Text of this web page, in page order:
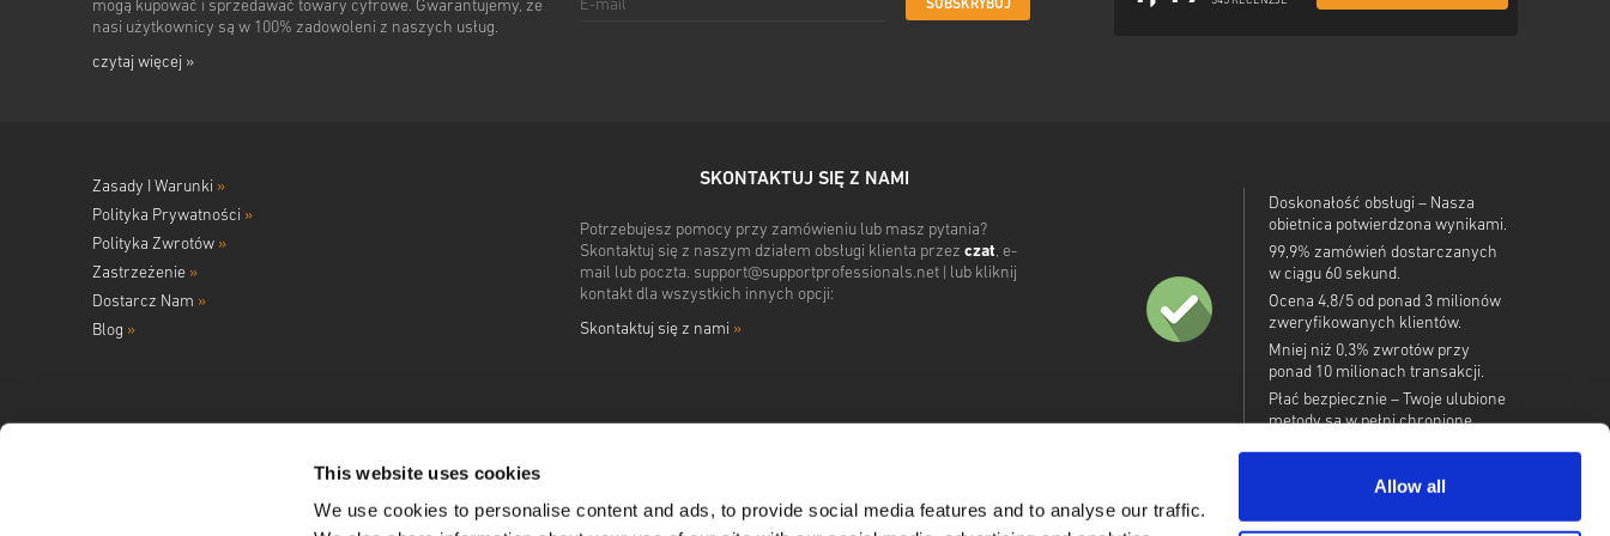
This website uses cookies
We use cookies to personalise content and ads, to provide social media features and to analyse our traffic.
Allow all
mogą kupować i sprzedawać towary cyfrowe. Gwarantujemy, że
nasi użytkownicy są w 100% zadowoleni z naszych usług.
czytaj więcej »
SUBSKRYBUJ
Zasady I Warunki »
Polityka Prywatności »
Polityka Zwrotów »
Zastrzeżenie »
Dostarcz Nam »
Blog »
SKONTAKTUJ SIĘ Z NAMI
Potrzebujesz pomocy przy zamówieniu lub masz pytania?
Skontaktuj się z naszym działem obsługi klienta przez czat, e-
mail lub poczta. support@supportprofessionals.net| lub kliknij
kontakt dla wszystkich innych opcji:
Skontaktuj się z nami »
Doskonałość obsługi – Nasza
obietnica potwierdzona wynikami.
99,9% zamówień dostarczanych
w ciągu 60 sekund.
Ocena 4,8/5 od ponad 3 milionów
zweryfikowanych klientów.
Mniej niż 0,3% zwrotów przy
ponad 10 milionach transakcji.
Płać bezpiecznie – Twoje ulubione
metody są w pełni chronione.